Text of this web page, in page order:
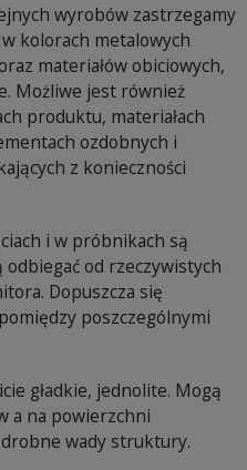
wyrobów zastrzegamy
kolorach metalowych
materiałów obiciowych,
Możliwe jest również
produktu, materiałach
ozdobnych i
z konieczności
i w próbnikach są
od rzeczywistych
Dopuszcza się
poszczególnymi
gładkie, jednolite. Mogą
a na powierzchni
wady struktury.